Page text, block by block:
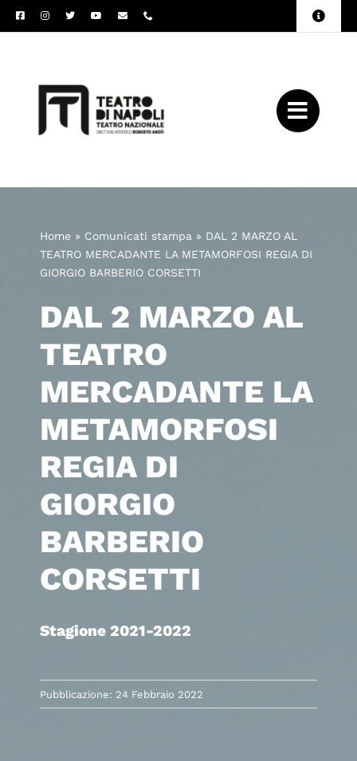
Salta
al
Toggle
Home» Comunicati stampa » DAL 2 MARZO AL
TEATRO MERCADANTE LA METAMORFOSI REGIA DI
GIORGIO BARBERIO CORSETTI
DAL 2 MARZO AL
TEATRO
MERCADANTE LA
METAMORFOSI
REGIA DI
GIORGIO
BARBERIO
CORSETTI
Stagione 2021-2022
Pubblicazione: 24 Febbraio 2022